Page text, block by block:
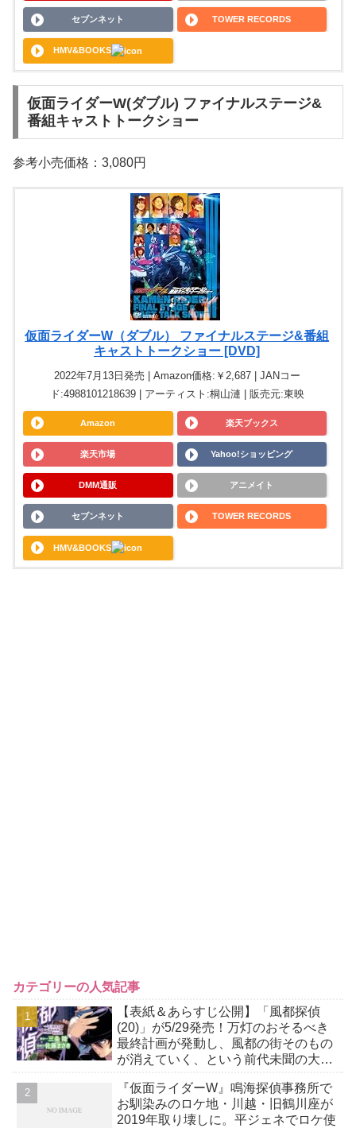
セブンネット TOWER RECORDS
HMV&BOOKS
仮面ライダーW(ダブル) ファイナルステージ&
番組キャストトークショー
参考小売価格：3,080円
仮面ライダーW（ダブル） ファイナルステージ&番組
キャストトークショー [DVD]
2022年7月13日発売 | Amazon価格:￥2,687 | JANコー
ド:4988101218639 | アーティスト:桐山漣 | 販売元:東映
Amazon 楽天ブックス
楽天市場 Yahoo!ショッピング
DMM通販 アニメイト
セブンネット TOWER RECORDS
HMV&BOOKS
カテゴリーの人気記事
【表紙＆あらすじ公開】「風都探偵
(20)」が5/29発売！万灯のおそるべき
最終計画が発動し、風都の街そのもの
が消えていく、という前代未聞の大事
『仮面ライダーW』鳴海探偵事務所で
お馴染みのロケ地・川越・旧鶴川座が
2019年取り壊しに。平ジェネでロケ使